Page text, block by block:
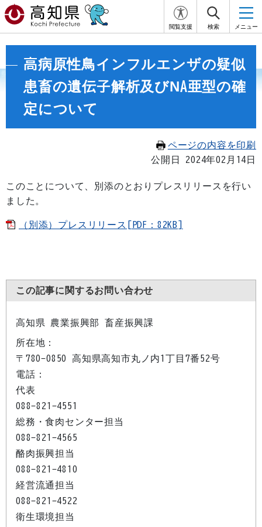
閲覧支援 検索 メニュー
高病原性鳥インフルエンザの疑似
患畜の遺伝子解析及びNA亜型の確
定について
ページの内容を印刷
公開日 2024年02月14日
このことについて、別添のとおりプレスリリースを行い
ました。
（別添）プレスリリース[PDF：82KB]
この記事に関するお問い合わせ
高知県 農業振興部 畜産振興課
所在地：
〒780-0850 高知県高知市丸ノ内1丁目7番52号
電話：
代表
088-821-4551
総務・食肉センター担当
088-821-4565
酪肉振興担当
088-821-4810
経営流通担当
088-821-4522
衛生環境担当